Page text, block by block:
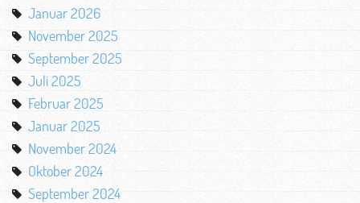
Januar 2026
November 2025
September 2025
Juli 2025
Februar 2025
Januar 2025
November 2024
Oktober 2024
September 2024